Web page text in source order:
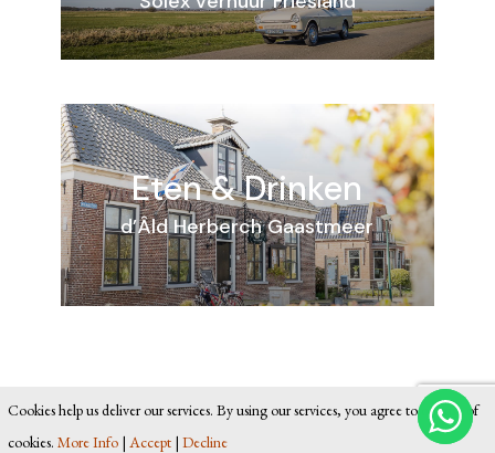
Eten & Drinken
d’Âld Herberch Gaastmeer
Cookies help us deliver our services. By using our services, you agree to our use of
cookies. More Info | Accept | Decline